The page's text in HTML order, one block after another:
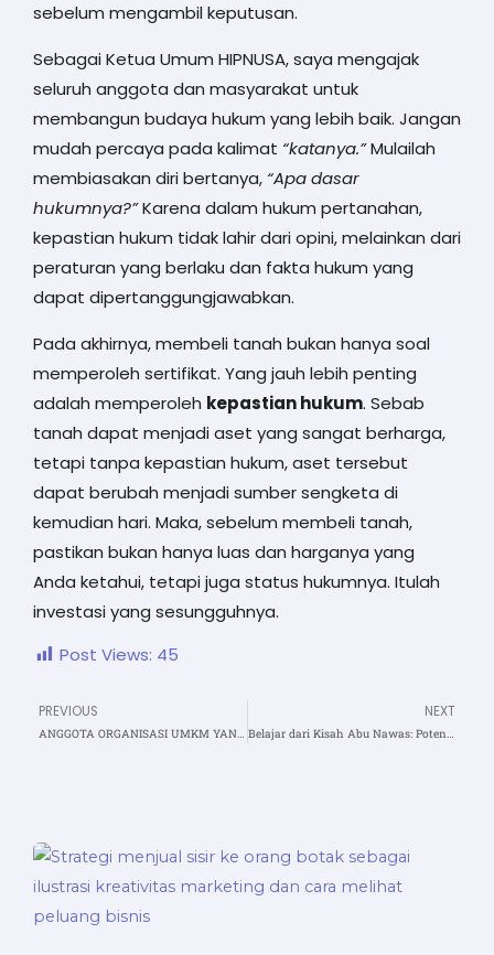
sebelum mengambil keputusan.
Sebagai Ketua Umum HIPNUSA, saya mengajak
seluruh anggota dan masyarakat untuk
membangun budaya hukum yang lebih baik. Jangan
mudah percaya pada kalimat “katanya.”Mulailah
membiasakan diri bertanya, “Apa dasar
hukumnya?”Karena dalam hukum pertanahan,
kepastian hukum tidak lahir dari opini, melainkan dari
peraturan yang berlaku dan fakta hukum yang
dapat dipertanggungjawabkan.
Pada akhirnya, membeli tanah bukan hanya soal
memperoleh sertifikat. Yang jauh lebih penting
adalah memperoleh kepastian hukum. Sebab
tanah dapat menjadi aset yang sangat berharga,
tetapi tanpa kepastian hukum, aset tersebut
dapat berubah menjadi sumber sengketa di
kemudian hari. Maka, sebelum membeli tanah,
pastikan bukan hanya luas dan harganya yang
Anda ketahui, tetapi juga status hukumnya. Itulah
investasi yang sesungguhnya.
Post Views: 45
Prev
PREVIOUS
ANGGOTA ORGANISASI UMKM YANG KOMPAK , MELAHIRKAN ORGANISASI YANG KUAT
NEXT
Belajar dari Kisah Abu Nawas: Potensi Besar Muncul Saat Terdesak